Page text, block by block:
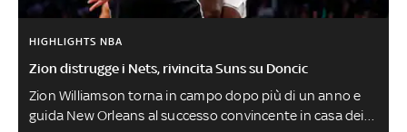
HIGHLIGHTS NBA
Zion distrugge i Nets, rivincita Suns su Doncic
Zion Williamson torna in campo dopo più di un anno e
guida New Orleans al successo convincente in casa dei